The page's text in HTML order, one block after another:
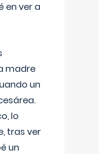
en ver a
madre
un
lo
tras ver
un